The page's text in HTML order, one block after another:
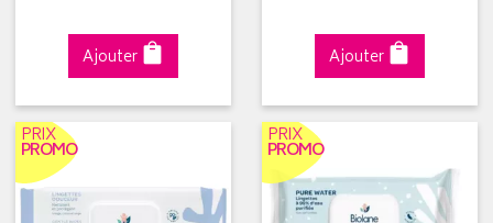
Ajouter Ajouter
PRIX
PROMO
PRIX
PROMO